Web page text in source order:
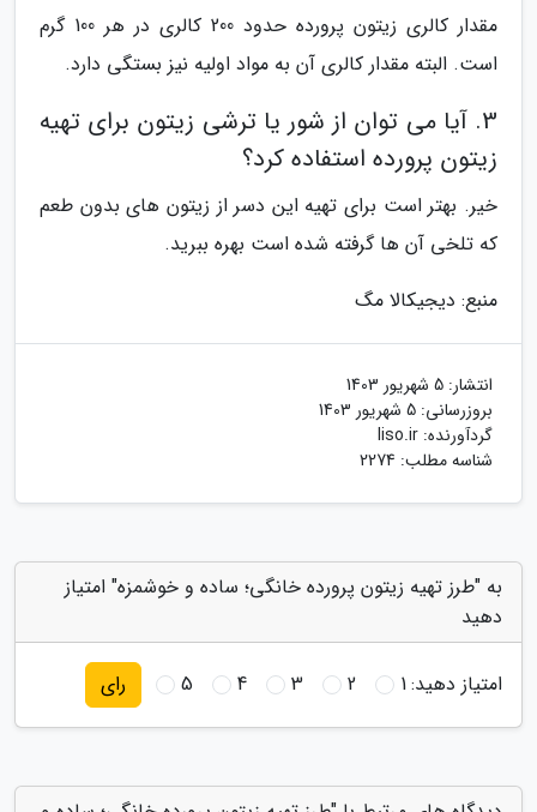
مقدار کالری زیتون پرورده حدود 200 کالری در هر 100 گرم
است. البته مقدار کالری آن به مواد اولیه نیز بستگی دارد.
3. آیا می توان از شور یا ترشی زیتون برای تهیه
زیتون پرورده استفاده کرد؟
خیر. بهتر است برای تهیه این دسر از زیتون های بدون طعم
که تلخی آن ها گرفته شده است بهره ببرید.
منبع: دیجیکالا مگ
انتشار: 5 شهریور 1403
بروزرسانی: 5 شهریور 1403
گردآورنده: liso.ir
شناسه مطلب: 2274
به "طرز تهیه زیتون پرورده خانگی؛ ساده و خوشمزه" امتیاز
دهید
امتیاز دهید:1
2
3
4
5 رای